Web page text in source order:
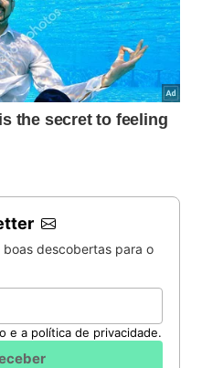
boas descobertas para o
e a política de privacidade.